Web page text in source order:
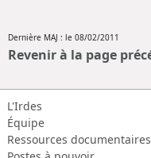
Dernière MAJ : le 08/02/2011
Revenir à la page
L'Irdes
Équipe
Ressources documentaires